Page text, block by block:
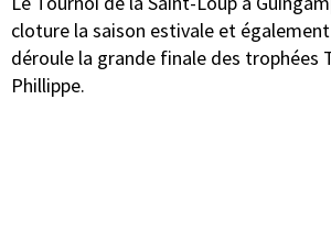
cloture la saison estivale et
déroule la grande finale des trophées
Phillippe.